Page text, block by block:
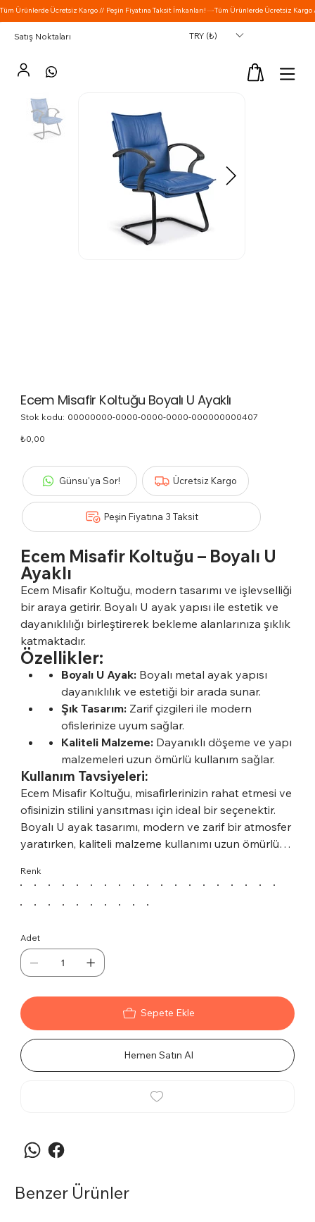
TRY (₺)
Satış Noktaları
Ecem Misafir Koltuğu Boyalı U Ayaklı
Stok kodu: Stok
00000000-0000-0000-0000-000000000407
Fiyat
₺0,00
Günsu'ya Sor!
Peşin Fiyatına 3 Taksit
Ücretsiz Kargo
Ecem Misafir Koltuğu – Boyalı U
Ayaklı
Ecem Misafir Koltuğu, modern tasarımı ve işlevselliği
bir araya getirir. Boyalı U ayak yapısı ile estetik ve
dayanıklılığı birleştirerek bekleme alanlarınıza şıklık
katmaktadır.
Özellikler:
Boyalı U Ayak: Boyalı metal ayak yapısı
dayanıklılık ve estetiği bir arada sunar.
Şık Tasarım: Zarif çizgileri ile modern
ofislerinize uyum sağlar.
Kaliteli Malzeme: Dayanıklı döşeme ve yapı
malzemeleri uzun ömürlü kullanım sağlar.
Kullanım Tavsiyeleri:
Ecem Misafir Koltuğu, misafirlerinizin rahat etmesi ve
ofisinizin stilini yansıtması için ideal bir seçenektir.
Boyalı U ayak tasarımı, modern ve zarif bir atmosfer
yaratırken, kaliteli malzeme kullanımı uzun ömürlü
Renk
Adet
Sepete Ekle
Hemen Satın Al
Benzer Ürünler